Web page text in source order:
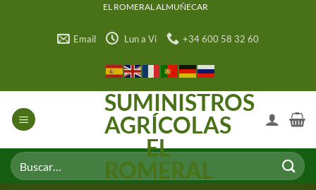
EL ROMERAL ALMUÑECAR
Email Lun a Vi +34 600 58 32 60
SUMINISTROS
AGRÍCOLAS
EL
ROMERAL
Buscar
por: